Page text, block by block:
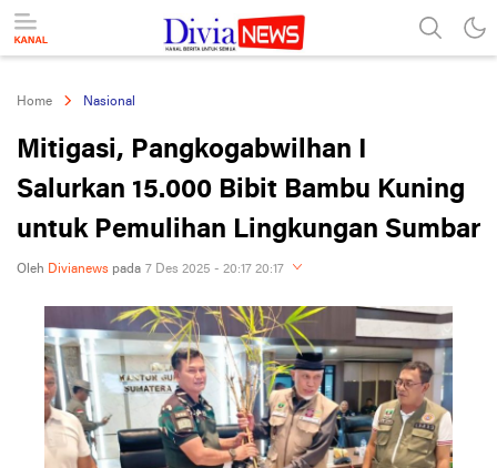
divianews.com
Home Nasional
Mitigasi, Pangkogabwilhan I
Salurkan 15.000 Bibit Bambu Kuning
untuk Pemulihan Lingkungan Sumbar
Oleh Divianews pada 7 Des 2025 - 20:17 20:17